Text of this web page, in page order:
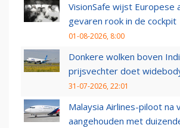
VisionSafe wijst Europese
gevaren rook in de cockpit
01-08-2026, 8:00
Donkere wolken boven
prijsvechter doet
31-07-2026, 22:01
Malaysia Airlines-piloot na
aangehouden met